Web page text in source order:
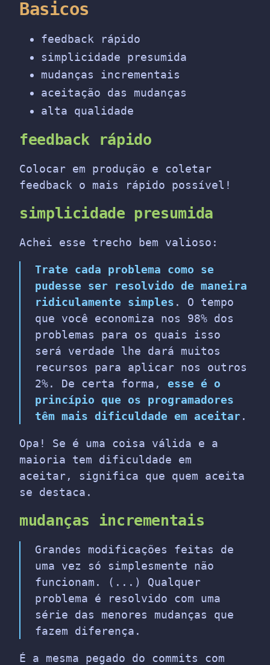
Basicos
feedback rápido
simplicidade presumida
mudanças incrementais
aceitação das mudanças
alta qualidade
feedback rápido
Colocar em produção e coletar
feedback o mais rápido possível!
simplicidade presumida
Achei esse trecho bem valioso:
Trate cada problema como se
pudesse ser resolvido de maneira
ridiculamente simples . O tempo
que você economiza nos 98% dos
problemas para os quais isso
será verdade lhe dará muitos
recursos para aplicar nos outros
2%. De certa forma, esse é o
princípio que os programadores
têm mais dificuldade em aceitar .
Opa! Se é uma coisa válida e a
maioria tem dificuldade em
aceitar, significa que quem aceita
se destaca.
mudanças incrementais
Grandes modificações feitas de
uma vez só simplesmente não
funcionam. (...) Qualquer
problema é resolvido com uma
série das menores mudanças que
fazem diferença.
É a mesma pegado do commits com